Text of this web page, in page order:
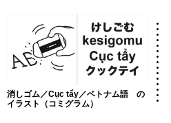
消しゴム／Cục tẩy／ベトナム語 の
イラスト（コミグラム）